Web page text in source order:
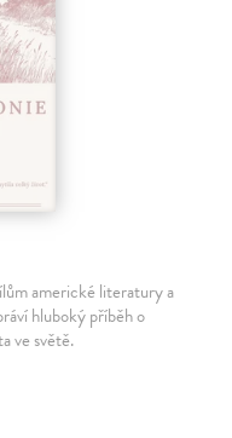
americké literatury a
hluboký příběh o
ve světě.